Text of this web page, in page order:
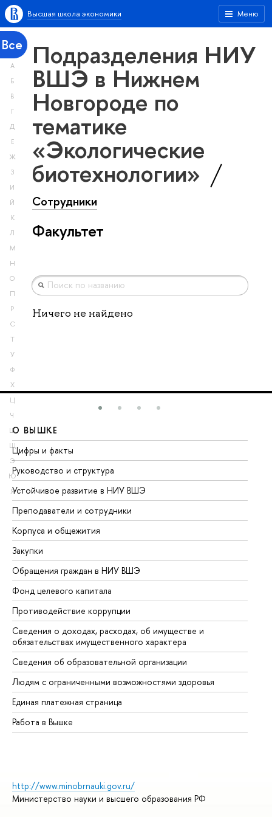
Меню
Высшая школа экономики
Все
А
Б
В
Г
Д
Е
Ж
З
И
Й
К
Л
М
Н
О
П
Р
С
Т
У
Ф
Х
Ц
Ч
Ш
Щ
Э
Ю
Я
Подразделения НИУ
ВШЭ в Нижнем
Новгороде по
тематике
«Экологические
биотехнологии»
Сотрудники
Факультет
Ничего не найдено
О ВЫШКЕ
Цифры и факты
Руководство и структура
Устойчивое развитие в НИУ ВШЭ
Преподаватели и сотрудники
Корпуса и общежития
Закупки
Обращения граждан в НИУ ВШЭ
Фонд целевого капитала
Противодействие коррупции
Сведения о доходах, расходах, об имуществе и
обязательствах имущественного характера
Сведения об образовательной организации
Людям с ограниченными возможностями здоровья
Единая платежная страница
Работа в Вышке
http://www.minobrnauki.gov.ru/
Министерство науки и высшего образования РФ